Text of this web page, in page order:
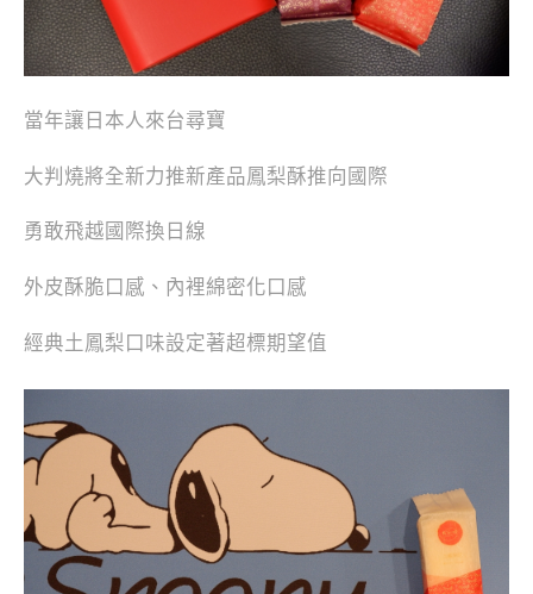
當年讓日本人來台尋寶
大判燒將全新力推新產品鳳梨酥推向國際
勇敢飛越國際換日線
外皮酥脆口感、內裡綿密化口感
經典土鳳梨口味設定著超標期望值